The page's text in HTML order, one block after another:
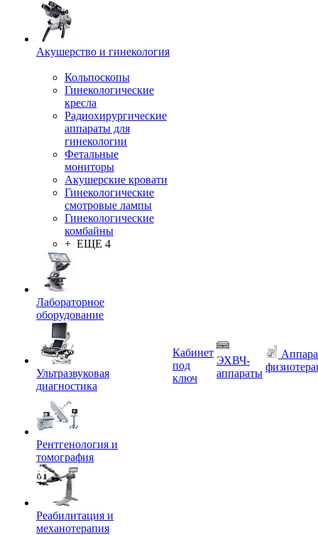
Акушерство и гинекология
Кольпоскопы
Гинекологические
кресла
Радиохирургические
аппараты для
гинекологии
Фетальные
мониторы
Акушерские кровати
Гинекологические
смотровые лампы
Гинекологические
комбайны
+ ЕЩЕ 4
Лабораторное
оборудование
Ультразвуковая
диагностика
Рентгенология и
томография
Реабилитация и
механотерапия
Кабинет
под
ключ
ЭХВЧ-
аппараты